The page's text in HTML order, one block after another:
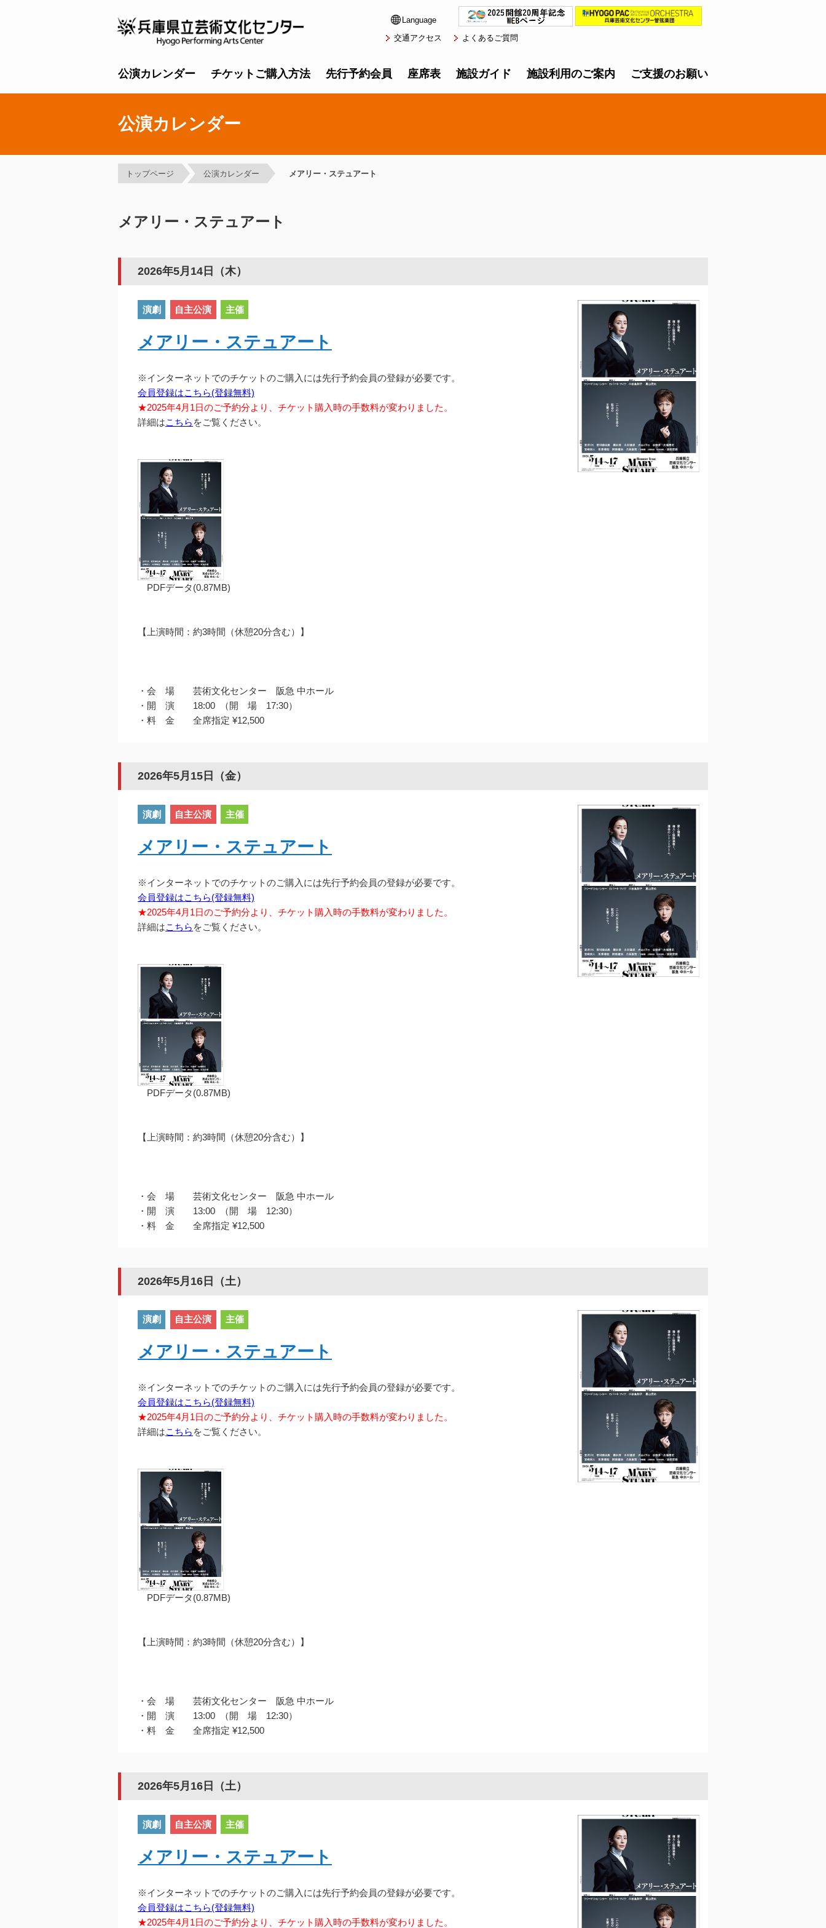
Language
交通アクセス
よくあるご質問
公演カレンダー チケットご購入方法 先行予約会員 座席表 施設ガイド 施設利用のご案内 ご支援のお願い
公演カレンダー
トップページ 公演カレンダー メアリー・ステュアート
メアリー・ステュアート
2026年5月14日（木）
演劇 自主公演 主催
メアリー・ステュアート
※インターネットでのチケットのご購入には先行予約会員の登録が必要です。
会員登録はこちら(登録無料)
★2025年4月1日のご予約分より、チケット購入時の手数料が変わりました。
詳細はこちら をご覧ください。
PDFデータ(0.87MB)
【上演時間：約3時間（休憩20分含む）】
・会 場 芸術文化センター 阪急 中ホール
・開 演 18:00 （開 場 17:30）
・料 金 全席指定 ¥12,500
2026年5月15日（金）
演劇 自主公演 主催
メアリー・ステュアート
※インターネットでのチケットのご購入には先行予約会員の登録が必要です。
会員登録はこちら(登録無料)
★2025年4月1日のご予約分より、チケット購入時の手数料が変わりました。
詳細はこちら をご覧ください。
PDFデータ(0.87MB)
【上演時間：約3時間（休憩20分含む）】
・会 場 芸術文化センター 阪急 中ホール
・開 演 13:00 （開 場 12:30）
・料 金 全席指定 ¥12,500
2026年5月16日（土）
演劇 自主公演 主催
メアリー・ステュアート
※インターネットでのチケットのご購入には先行予約会員の登録が必要です。
会員登録はこちら(登録無料)
★2025年4月1日のご予約分より、チケット購入時の手数料が変わりました。
詳細はこちら をご覧ください。
PDFデータ(0.87MB)
【上演時間：約3時間（休憩20分含む）】
・会 場 芸術文化センター 阪急 中ホール
・開 演 13:00 （開 場 12:30）
・料 金 全席指定 ¥12,500
2026年5月16日（土）
演劇 自主公演 主催
メアリー・ステュアート
※インターネットでのチケットのご購入には先行予約会員の登録が必要です。
会員登録はこちら(登録無料)
★2025年4月1日のご予約分より、チケット購入時の手数料が変わりました。